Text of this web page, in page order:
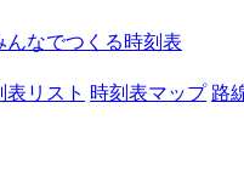
んなでつくる時刻表
表リスト 時刻表マップ 路